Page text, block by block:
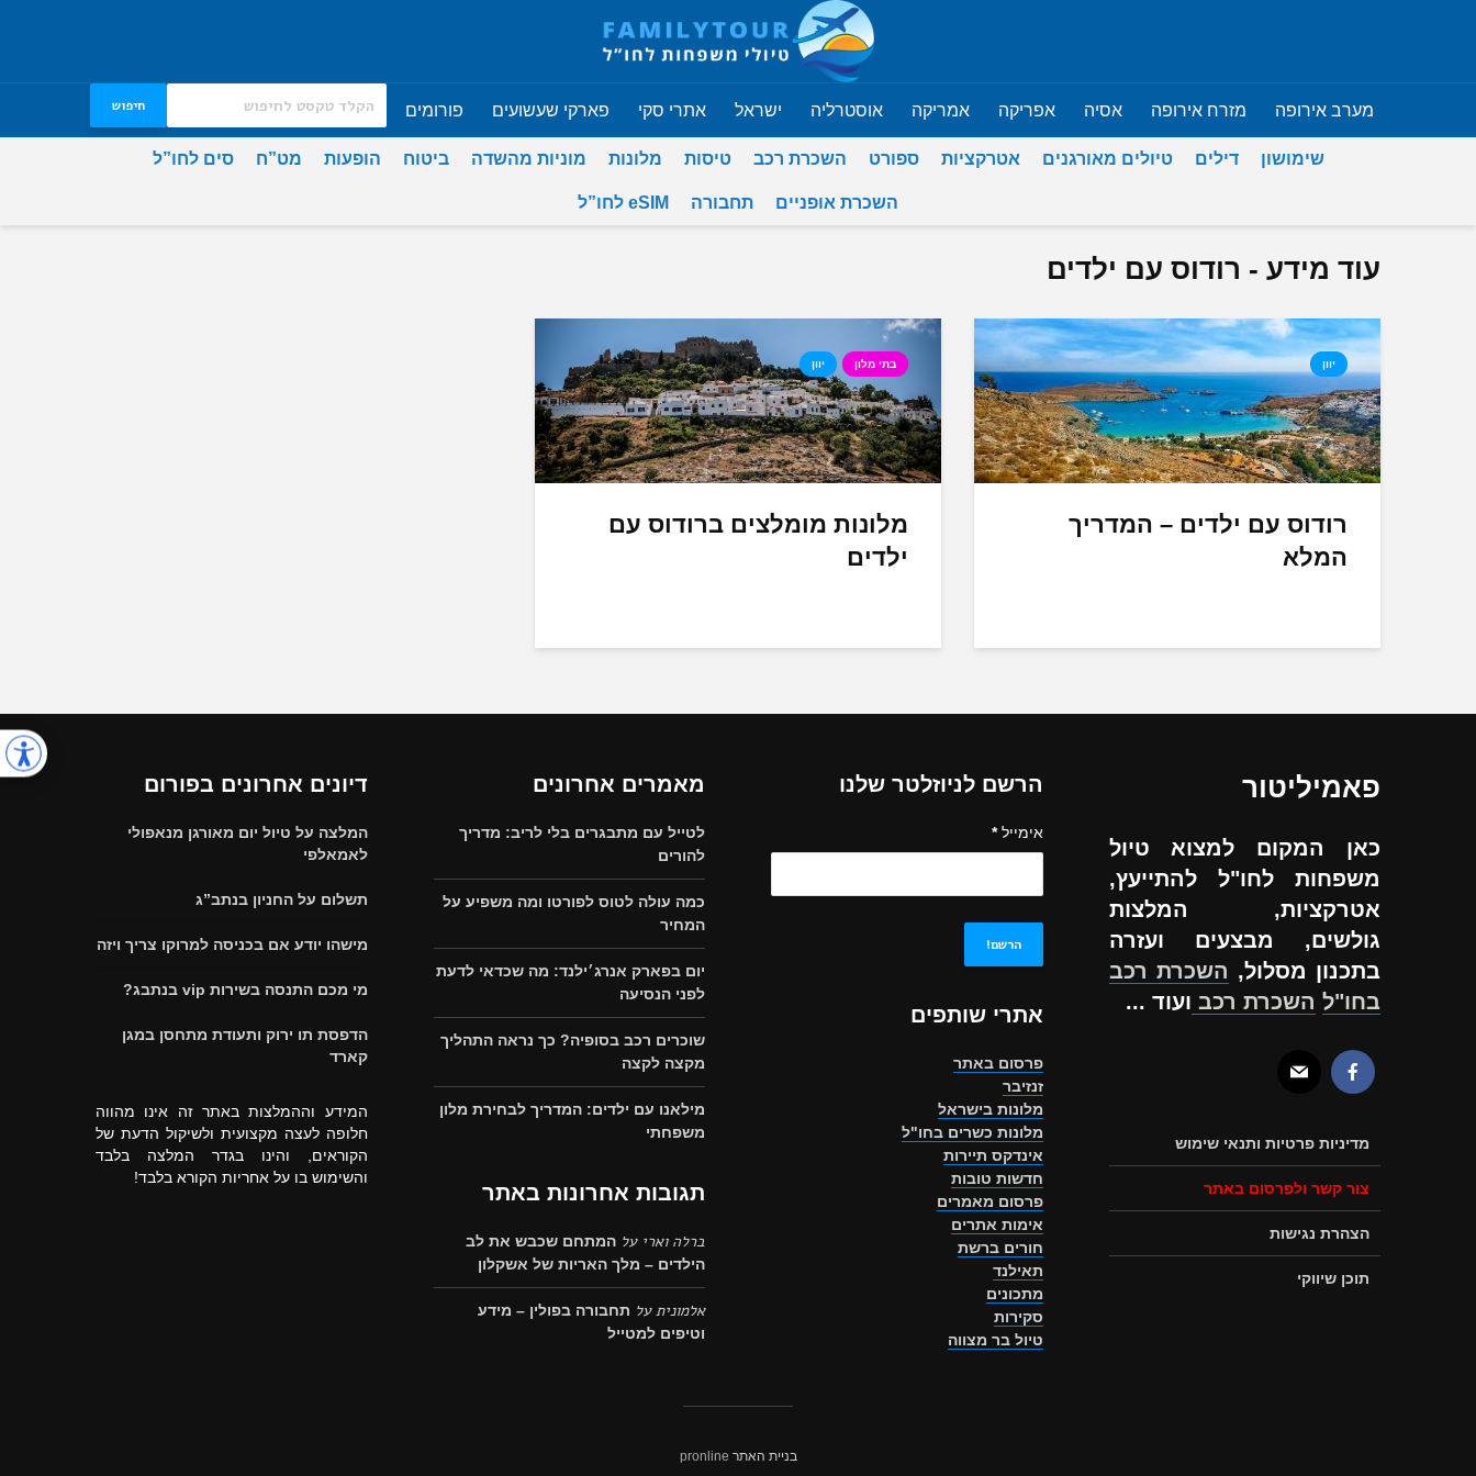
מערב אירופה מזרח אירופה אסיה אפריקה אמריקה אוסטרליה ישראל אתרי סקי פארקי שעשועים פורומים חיפוש
שימושון דילים טיולים מאורגנים אטרקציות ספורט השכרת רכב טיסות מלונות מוניות מהשדה ביטוח הופעות מט”ח סים לחו”ל
השכרת אופניים תחבורה eSIM לחו”ל
עוד מידע - רודוס עם ילדים
יוון
רודוס עם ילדים – המדריך
המלא
בתי מלון יוון
מלונות מומלצים ברודוס עם
ילדים
פאמיליטור
כאן המקום למצוא טיול
משפחות לחו"ל להתייעץ,
אטרקציות, המלצות
גולשים, מבצעים ועזרה
בתכנון מסלול, השכרת רכב
בחו"ל השכרת רכב ועוד ...
מדיניות פרטיות ותנאי שימוש
צור קשר ולפרסום באתר
הצהרת נגישות
תוכן שיווקי
הרשם לניוזלטר שלנו
אימייל*
אתרי שותפים
פרסום באתר
זנזיבר
מלונות בישראל
מלונות כשרים בחו"ל
אינדקס תיירות
חדשות טובות
פרסום מאמרים
אימות אתרים
חורים ברשת
תאילנד
מתכונים
סקירות
טיול בר מצווה
מאמרים אחרונים
לטייל עם מתבגרים בלי לריב: מדריך
להורים
כמה עולה לטוס לפורטו ומה משפיע על
המחיר
יום בפארק אנרג׳ילנד: מה שכדאי לדעת
לפני הנסיעה
שוכרים רכב בסופיה? כך נראה התהליך
מקצה לקצה
מילאנו עם ילדים: המדריך לבחירת מלון
משפחתי
תגובות אחרונות באתר
ברלה וארי על המתחם שכבש את לב
הילדים – מלך האריות של אשקלון
אלמוניתעל תחבורה בפולין – מידע
וטיפים למטייל
דיונים אחרונים בפורום
המלצה על טיול יום מאורגן מנאפולי
לאמאלפי
תשלום על החניון בנתב”ג
מישהו יודע אם בכניסה למרוקו צריך ויזה
מי מכם התנסה בשירות vip בנתבג?
הדפסת תו ירוק ותעודת מתחסן במגן
קארד
המידע וההמלצות באתר זה אינו מהווה
חלופה לעצה מקצועית ולשיקול הדעת של
הקוראים, והינו בגדר המלצה בלבד
והשימוש בו על אחריות הקורא בלבד!
בניית האתר pronline